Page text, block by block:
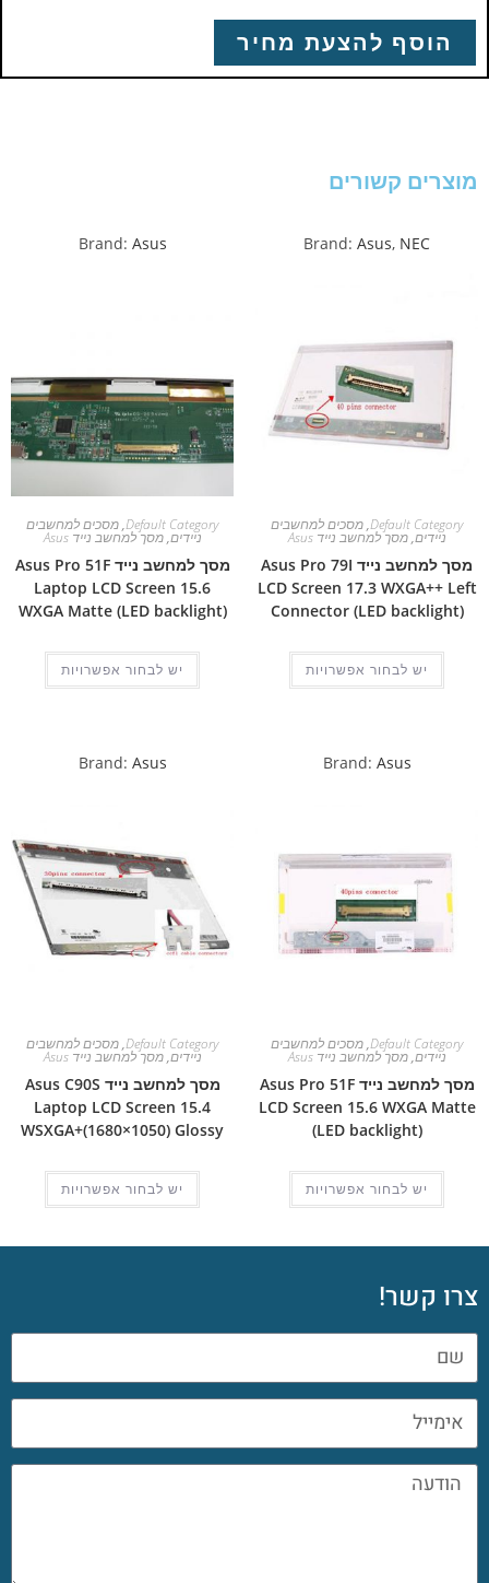
הוסף להצעת מחיר
מוצרים קשורים
Brand: Asus, NEC
Default Category
,מסכים למחשבים
ניידים,מסך למחשב נייד Asus
מסך למחשב נייד Asus Pro 79I
LCD Screen 17.3 WXGA++ Left
Connector (LED backlight)
יש לבחור אפשרויות
Brand: Asus
Default Category
,מסכים למחשבים
ניידים,מסך למחשב נייד Asus
מסך למחשב נייד Asus Pro 51F
Laptop LCD Screen 15.6
WXGA Matte (LED backlight)
יש לבחור אפשרויות
Brand: Asus
Default Category
,מסכים למחשבים
ניידים,מסך למחשב נייד Asus
מסך למחשב נייד Asus Pro 51F
LCD Screen 15.6 WXGA Matte
(LED backlight)
יש לבחור אפשרויות
Brand: Asus
Default Category
,מסכים למחשבים
ניידים,מסך למחשב נייד Asus
מסך למחשב נייד Asus C90S
Laptop LCD Screen 15.4
WSXGA+(1680×1050) Glossy
יש לבחור אפשרויות
צרו קשר!